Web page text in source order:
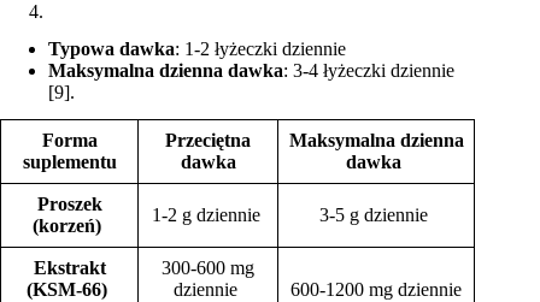
Typowa dawka: 1-2 łyżeczki dziennie
Maksymalna dzienna dawka: 3-4 łyżeczki dziennie
[9].
Forma
suplementu
Przeciętna
dawka
Maksymalna dzienna
dawka
Proszek
(korzeń)
1-2 g dziennie 3-5 g dziennie
Ekstrakt
(KSM-66)
300-600 mg
dziennie
600-1200 mg dziennie